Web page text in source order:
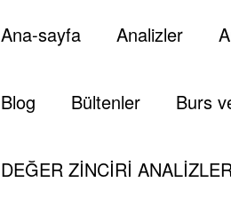
Ana-sayfa Analizler
Blog Bültenler Burs
DEĞER ZİNCİRİ